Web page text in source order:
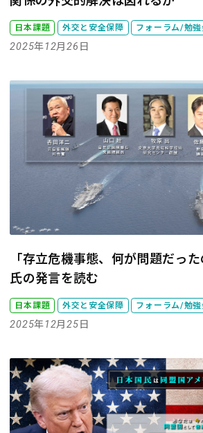
日本課題 外交と安全保障 フォーラム/勉強
2025年12月26日
「存立危機事態、何が問題だっ
氏の発言を読む
日本課題 外交と安全保障 フォーラム/勉強
2025年12月25日